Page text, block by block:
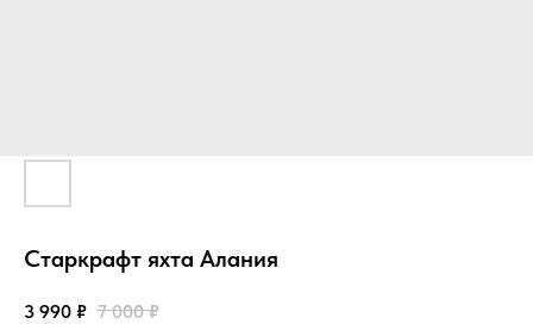
Старкрафт яхта Алания
3 990 ₽ 7 000 ₽